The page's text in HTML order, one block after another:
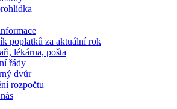
poplatků za aktuální rok
lékárna, pošta
řády
dvůr
rozpočtu